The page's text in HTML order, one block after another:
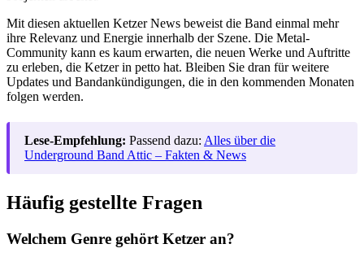
Mit diesen aktuellen Ketzer News beweist die Band einmal mehr
ihre Relevanz und Energie innerhalb der Szene. Die Metal-
Community kann es kaum erwarten, die neuen Werke und Auftritte
zu erleben, die Ketzer in petto hat. Bleiben Sie dran für weitere
Updates und Bandankündigungen, die in den kommenden Monaten
folgen werden.
Lese-Empfehlung: Passend dazu: Alles über die
Underground Band Attic – Fakten & News
Häufig gestellte Fragen
Welchem Genre gehört Ketzer an?